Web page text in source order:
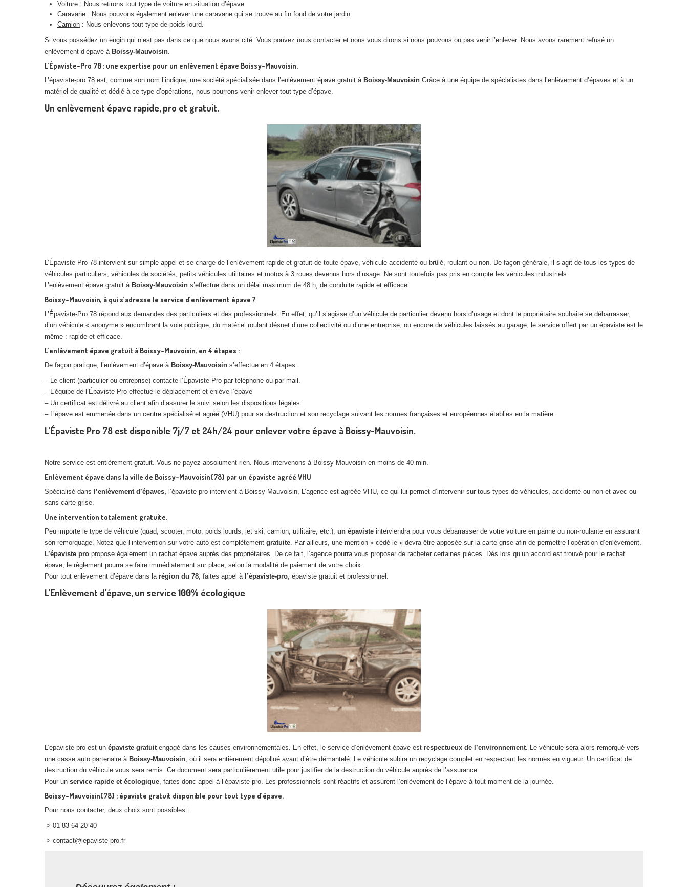
Voiture : Nous retirons tout type de voiture en situation d’épave.
Caravane : Nous pouvons également enlever une caravane qui se trouve au fin fond de votre jardin.
Camion : Nous enlevons tout type de poids lourd.
Si vous possédez un engin qui n’est pas dans ce que nous avons cité. Vous pouvez nous contacter et nous vous dirons si nous pouvons ou pas venir l’enlever. Nous avons rarement refusé un
enlèvement d’épave à Boissy-Mauvoisin
L’Épaviste-Pro 78 : une expertise pour un enlèvement épave Boissy-Mauvoisin.
L’épaviste-pro 78 est, comme son nom l’indique, une société spécialisée dans l’enlèvement épave gratuit à Boissy-Mauvoisin Grâce à une équipe de spécialistes dans l’enlèvement d’épaves et à un
matériel de qualité et dédié à ce type d’opérations, nous pourrons venir enlever tout type d’épave.
Un enlèvement épave rapide, pro et gratuit.
L’Épaviste-Pro 78 intervient sur simple appel et se charge de l’enlèvement rapide et gratuit de toute épave, véhicule accidenté ou brûlé, roulant ou non. De façon générale, il s’agit de tous les types de
véhicules particuliers, véhicules de sociétés, petits véhicules utilitaires et motos à 3 roues devenus hors d’usage. Ne sont toutefois pas pris en compte les véhicules industriels.
L’enlèvement épave gratuit à Boissy-Mauvoisin s’effectue dans un délai maximum de 48 h, de conduite rapide et efficace.
Boissy-Mauvoisin, à qui s’adresse le service d’enlèvement épave ?
L’Épaviste-Pro 78 répond aux demandes des particuliers et des professionnels. En effet, qu’il s’agisse d’un véhicule de particulier devenu hors d’usage et dont le propriétaire souhaite se débarrasser,
d’un véhicule « anonyme » encombrant la voie publique, du matériel roulant désuet d’une collectivité ou d’une entreprise, ou encore de véhicules laissés au garage, le service offert par un épaviste est le
même : rapide et efficace.
L’enlèvement épave gratuit à Boissy-Mauvoisin, en 4 étapes :
De façon pratique, l’enlèvement d’épave à Boissy-Mauvoisin s’effectue en 4 étapes :
– Le client (particulier ou entreprise) contacte l’Épaviste-Pro par téléphone ou par mail.
– L’équipe de l’Épaviste-Pro effectue le déplacement et enlève l’épave
– Un certificat est délivré au client afin d’assurer le suivi selon les dispositions légales
– L’épave est emmenée dans un centre spécialisé et agréé (VHU) pour sa destruction et son recyclage suivant les normes françaises et européennes établies en la matière.
L’Épaviste Pro 78 est disponible 7j/7 et 24h/24 pour enlever votre épave à Boissy-Mauvoisin.
Notre service est entièrement gratuit. Vous ne payez absolument rien. Nous intervenons à Boissy-Mauvoisin en moins de 40 min.
Enlèvement épave dans la ville de Boissy-Mauvoisin(78) par un épaviste agréé VHU
Spécialisé dans l’enlèvement d’épaves, l’épaviste-pro intervient à Boissy-Mauvoisin, L’agence est agréée VHU, ce qui lui permet d’intervenir sur tous types de véhicules, accidenté ou non et avec ou
sans carte grise.
Une intervention totalement gratuite.
Peu importe le type de véhicule (quad, scooter, moto, poids lourds, jet ski, camion, utilitaire, etc.), un épaviste interviendra pour vous débarrasser de votre voiture en panne ou non-roulante en assurant
son remorquage. Notez que l’intervention sur votre auto est complètement gratuite . Par ailleurs, une mention « cédé le » devra être apposée sur la carte grise afin de permettre l’opération d’enlèvement.
L’épaviste pro propose également un rachat épave auprès des propriétaires. De ce fait, l’agence pourra vous proposer de racheter certaines pièces. Dès lors qu’un accord est trouvé pour le rachat
épave, le règlement pourra se faire immédiatement sur place, selon la modalité de paiement de votre choix.
Pour tout enlèvement d’épave dans la région du 78 , faites appel à l’épaviste-pro , épaviste gratuit et professionnel.
L’Enlèvement d’épave, un service 100% écologique
L’épaviste pro est un épaviste gratuit engagé dans les causes environnementales. En effet, le service d’enlèvement épave est respectueux de l’environnement . Le véhicule sera alors remorqué vers
une casse auto partenaire à Boissy-Mauvoisin , où il sera entièrement dépollué avant d’être démantelé. Le véhicule subira un recyclage complet en respectant les normes en vigueur. Un certificat de
destruction du véhicule vous sera remis. Ce document sera particulièrement utile pour justifier de la destruction du véhicule auprès de l’assurance.
Pour un service rapide et écologique , faites donc appel à l’épaviste-pro. Les professionnels sont réactifs et assurent l’enlèvement de l’épave à tout moment de la journée.
Boissy-Mauvoisin(78) : épaviste gratuit disponible pour tout type d’épave.
Pour nous contacter, deux choix sont possibles :
-> 01 83 64 20 40
-> contact@lepaviste-pro.fr